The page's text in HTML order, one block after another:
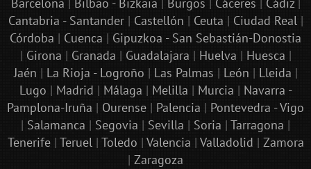
Barcelona | Bilbao - Bizkaia | Burgos | Cáceres | Cádiz|
Cantabria - Santander| Castellón | Ceuta | Ciudad Real|
Córdoba | Cuenca | Gipuzkoa - San Sebastián-Donostia
| Girona | Granada | Guadalajara | Huelva | Huesca |
Jaén | La Rioja - Logroño | Las Palmas | León | Lleida |
Lugo | Madrid | Málaga | Melilla | Murcia | Navarra -
Pamplona-Iruña | Ourense | Palencia | Pontevedra - Vigo
| Salamanca | Segovia | Sevilla | Soria | Tarragona |
Tenerife| Teruel| Toledo | Valencia | Valladolid | Zamora
| Zaragoza